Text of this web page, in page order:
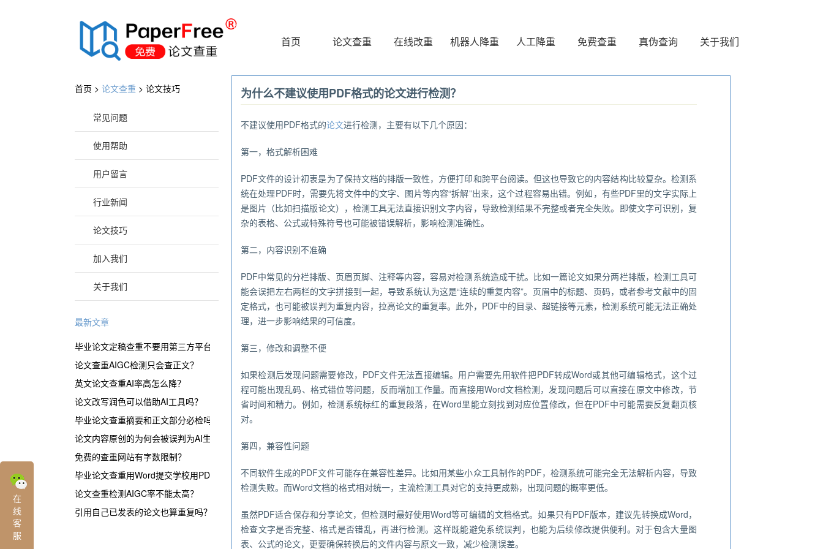
®
首页 论文查重 在线改重 机器人降重 人工降重 免费查重 真伪查询 关于我们
首页 > 论文查重 > 论文技巧
常见问题
使用帮助
用户留言
行业新闻
论文技巧
加入我们
关于我们
最新文章
毕业论文定稿查重不要用第三方平台？
论文查重AIGC检测只会查正文？
英文论文查重AI率高怎么降？
论文改写润色可以借助AI工具吗？
毕业论文查重摘要和正文部分必检吗？
论文内容原创的为何会被误判为AI生成？
免费的查重网站有字数限制？
毕业论文查重用Word提交学校用PDF？
论文查重检测AIGC率不能太高？
引用自己已发表的论文也算重复吗？
为什么不建议使用PDF格式的论文进行检测？
不建议使用PDF格式的论文进行检测，主要有以下几个原因：
第一，格式解析困难
PDF文件的设计初衷是为了保持文档的排版一致性，方便打印和跨平台阅读。但这也导致它的内容结构比较复杂。检测系
统在处理PDF时，需要先将文件中的文字、图片等内容“拆解”出来，这个过程容易出错。例如，有些PDF里的文字实际上
是图片（比如扫描版论文），检测工具无法直接识别文字内容，导致检测结果不完整或者完全失败。即使文字可识别，复
杂的表格、公式或特殊符号也可能被错误解析，影响检测准确性。
第二，内容识别不准确
PDF中常见的分栏排版、页眉页脚、注释等内容，容易对检测系统造成干扰。比如一篇论文如果分两栏排版，检测工具可
能会误把左右两栏的文字拼接到一起，导致系统认为这是“连续的重复内容”。页眉中的标题、页码，或者参考文献中的固
定格式，也可能被误判为重复内容，拉高论文的重复率。此外，PDF中的目录、超链接等元素，检测系统可能无法正确处
理，进一步影响结果的可信度。
第三，修改和调整不便
如果检测后发现问题需要修改，PDF文件无法直接编辑。用户需要先用软件把PDF转成Word或其他可编辑格式，这个过
程可能出现乱码、格式错位等问题，反而增加工作量。而直接用Word文档检测，发现问题后可以直接在原文中修改，节
省时间和精力。例如，检测系统标红的重复段落，在Word里能立刻找到对应位置修改，但在PDF中可能需要反复翻页核
对。
第四，兼容性问题
不同软件生成的PDF文件可能存在兼容性差异。比如用某些小众工具制作的PDF，检测系统可能完全无法解析内容，导致
检测失败。而Word文档的格式相对统一，主流检测工具对它的支持更成熟，出现问题的概率更低。
虽然PDF适合保存和分享论文，但检测时最好使用Word等可编辑的文档格式。如果只有PDF版本，建议先转换成Word，
检查文字是否完整、格式是否错乱，再进行检测。这样既能避免系统误判，也能为后续修改提供便利。对于包含大量图
表、公式的论文，更要确保转换后的文件内容与原文一致，减少检测误差。
在
线
客
服